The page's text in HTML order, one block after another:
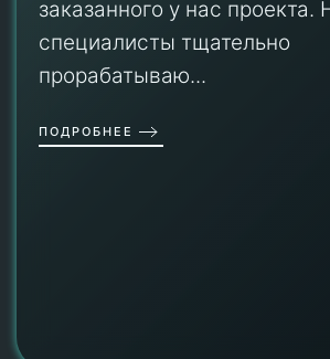
заказанного у нас проекта.
специалисты тщательно
прорабатываю...
ПОДРОБНЕЕ